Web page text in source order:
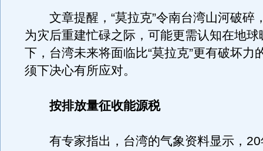
文章提醒，“莫拉克”令南台湾山河破碎
为灾后重建忙碌之际，可能更需认知在地球
下，台湾未来将面临比“莫拉克”更有破坏力
须下决心有所应对。
按排放量征收能源税
有专家指出，台湾的气象资料显示，20